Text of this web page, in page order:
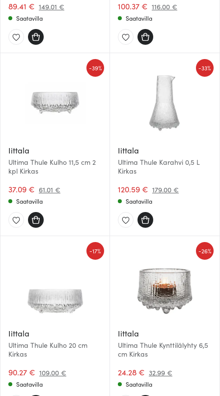
89.41 € 149.01 €
Saatavilla
100.37 € 116.00 €
Saatavilla
Iittala
Ultima Thule Kulho 11,5 cm 2
kpl Kirkas
37.09 € 61.01 €
-39%
Saatavilla
Iittala
Ultima Thule Karahvi 0,5 L
Kirkas
120.59 € 179.00 €
-33%
Saatavilla
Iittala
Ultima Thule Kulho 20 cm
Kirkas
90.27 € 109.00 €
-17%
Saatavilla
Iittala
Ultima Thule Kynttilälyhty 6,5
cm Kirkas
24.28 € 32.99 €
-26%
Saatavilla